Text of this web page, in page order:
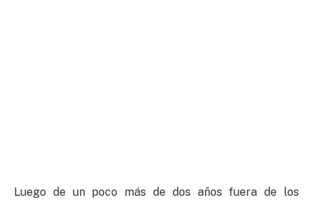
Luego de un poco más de dos años fuera de los